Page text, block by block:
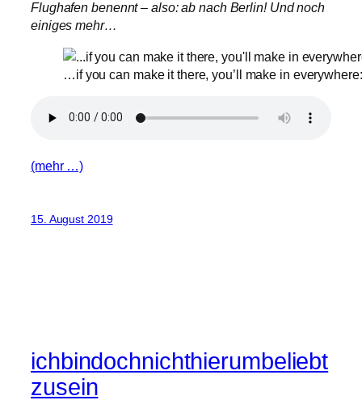
Flughafen benennt – also: ab nach Berlin! Und noch
einiges mehr…
…if you can make it there, you’ll make in
(mehr …)
15. August 2019
ichbindochnichthierumbeliebt
zusein